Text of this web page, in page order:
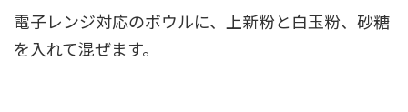
電子レンジ対応のボウルに、上新粉と白玉粉、砂糖
を入れて混ぜます。